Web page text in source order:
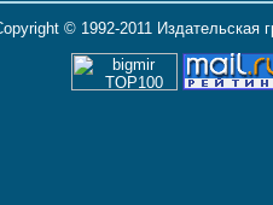
© 1992-2011 Издательская